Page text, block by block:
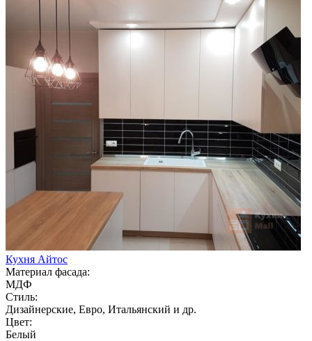
Кухня Айтос
Материал фасада:
МДФ
Стиль:
Дизайнерские, Евро, Итальянский и др.
Цвет:
Белый